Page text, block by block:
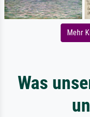
Mehr
Was